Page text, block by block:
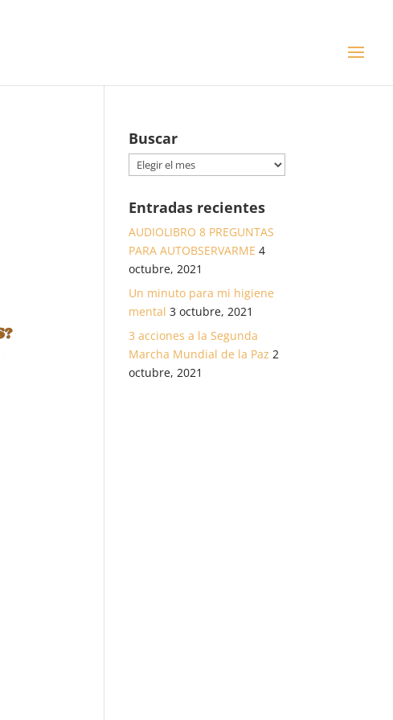
Buscar
Buscar
Entradas recientes
AUDIOLIBRO 8 PREGUNTAS
PARA AUTOBSERVARME 4
octubre, 2021
Un minuto para mi higiene
mental 3 octubre, 2021
3 acciones a la Segunda
Marcha Mundial de la Paz 2
octubre, 2021